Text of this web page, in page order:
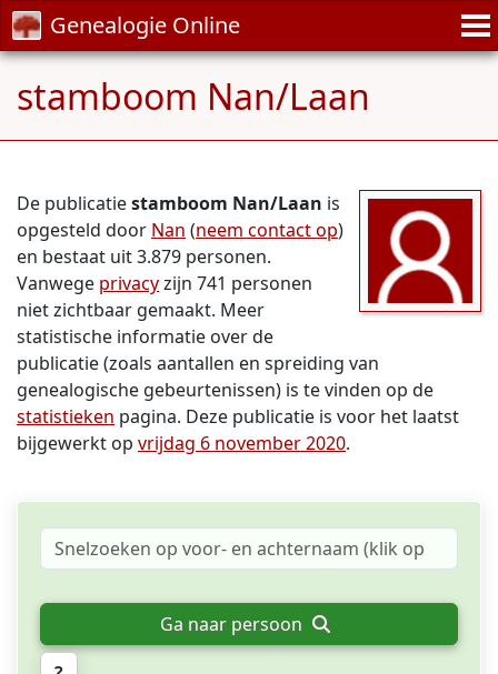
Genealogie Online
stamboom Nan/Laan
De publicatiestamboom Nan/Laan is
opgesteld door Nan (neem contact op)
en bestaat uit 3.879 personen.
Vanwege privacyzijn 741 personen
niet zichtbaar gemaakt. Meer
statistische informatie over de
publicatie (zoals aantallen en spreiding van
genealogische gebeurtenissen) is te vinden op de
statistieken pagina. Deze publicatie is voor het laatst
bijgewerkt op vrijdag 6 november 2020.
Ga naar persoon